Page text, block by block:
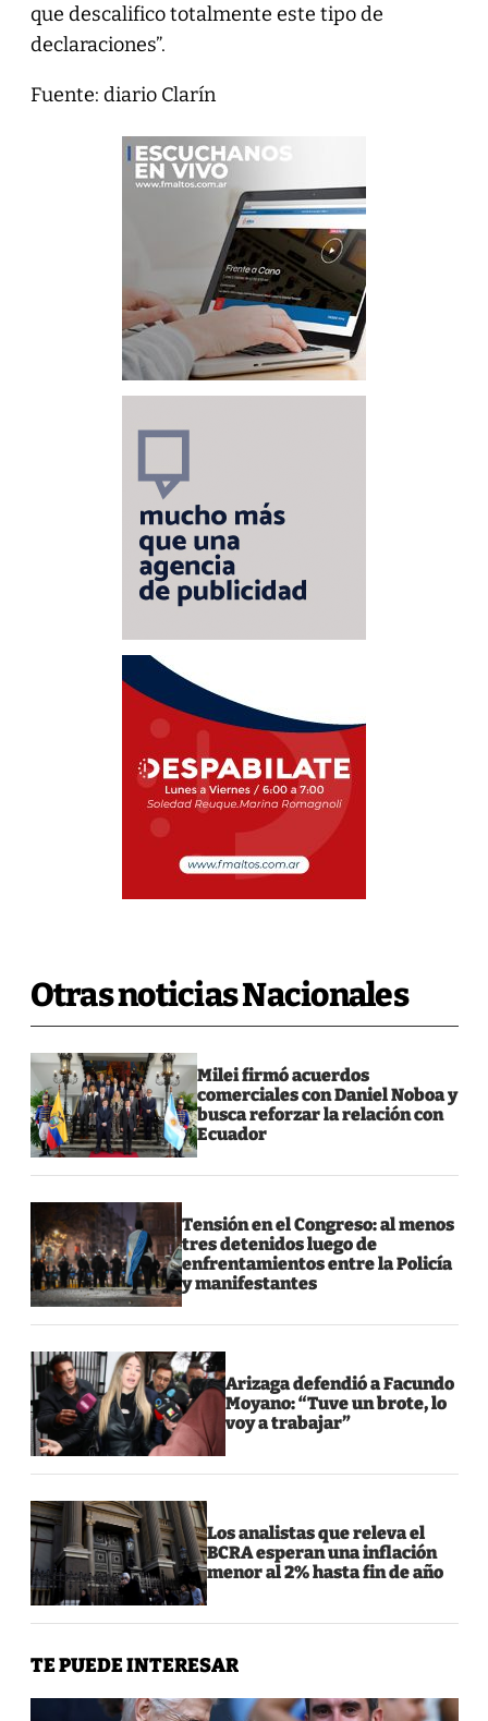
que descalifico totalmente este tipo de
declaraciones”.
Fuente: diario Clarín
Otras noticias Nacionales
Milei firmó acuerdos
comerciales con Daniel Noboa y
busca reforzar la relación con
Ecuador
Tensión en el Congreso: al menos
tres detenidos luego de
enfrentamientos entre la Policía
y manifestantes
Arizaga defendió a Facundo
Moyano: “Tuve un brote, lo
voy a trabajar”
Los analistas que releva el
BCRA esperan una inflación
menor al 2% hasta fin de año
TE PUEDE INTERESAR